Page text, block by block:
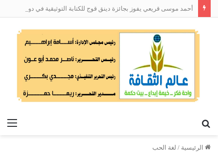
الرئيسية / لغة الحب